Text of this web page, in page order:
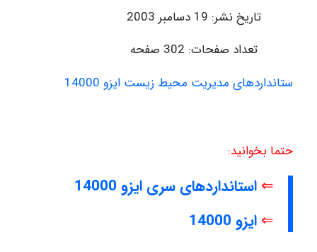
تاریخ نشر: 19 دسامبر 2003
تعداد صفحات: 302 صفحه
استانداردهای مدیریت محیط زیست ایزو 14000
حتما بخوانید:
⇐ استانداردهای سری ایزو 14000
⇐ ایزو 14000